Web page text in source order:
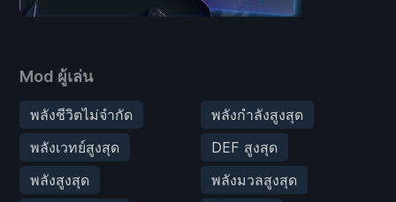
Mod ผู้เล่น
พลังชีวิตไม่จำกัด
พลังกำลังสูงสุด
พลังเวทย์สูงสุด
DEF สูงสุด
พลังสูงสุด
พลังมวลสูงสุด